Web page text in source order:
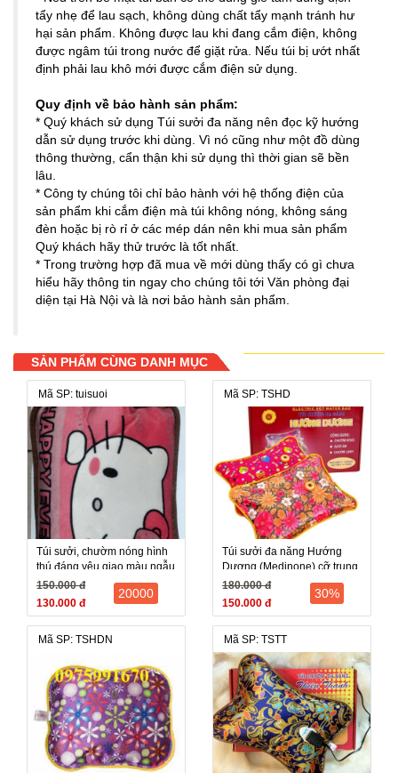
tẩy nhẹ để lau sạch, không dùng chất tẩy mạnh tránh hư
hại sản phẩm. Không được lau khi đang cắm điện, không
được ngâm túi trong nước để giặt rửa. Nếu túi bị ướt nhất
định phải lau khô mới được cắm điện sử dụng.
Quy định về bảo hành sản phẩm:
* Quý khách sử dụng Túi sưởi đa năng nên đọc kỹ hướng
dẫn sử dụng trước khi dùng. Vì nó cũng như một đồ dùng
thông thường, cẩn thận khi sử dụng thì thời gian sẽ bền
lâu.
* Công ty chúng tôi chỉ bảo hành với hệ thống điện của
sản phẩm khi cắm điện mà túi không nóng, không sáng
đèn hoặc bị rò rỉ ở các mép dán nên khi mua sản phẩm
Quý khách hãy thử trước là tốt nhất.
* Trong trường hợp đã mua về mới dùng thấy có gì chưa
hiểu hãy thông tin ngay cho chúng tôi tới Văn phòng đại
diện tại Hà Nội và là nơi bảo hành sản phẩm.
SẢN PHẨM CÙNG DANH MỤC
Mã SP: tuisuoi
Túi sưởi, chườm nóng hình
thú đáng yêu giao màu ngẫu
nhiên
150.000 đ
130.000 đ
20000
Mã SP: TSHD
Túi sưởi đa năng Hướng
Dương (Medinone) cỡ trung
20x30 cm
180.000 đ
150.000 đ
30%
Mã SP: TSHDN Mã SP: TSTT